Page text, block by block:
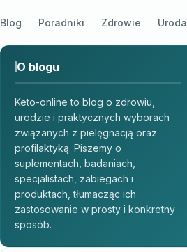
Blog Poradniki Zdrowie Uroda
O blogu
Keto-online to blog o zdrowiu,
urodzie i praktycznych wyborach
związanych z pielęgnacją oraz
profilaktyką. Piszemy o
suplementach, badaniach,
specjalistach, zabiegach i
produktach, tłumacząc ich
zastosowanie w prosty i konkretny
sposób.